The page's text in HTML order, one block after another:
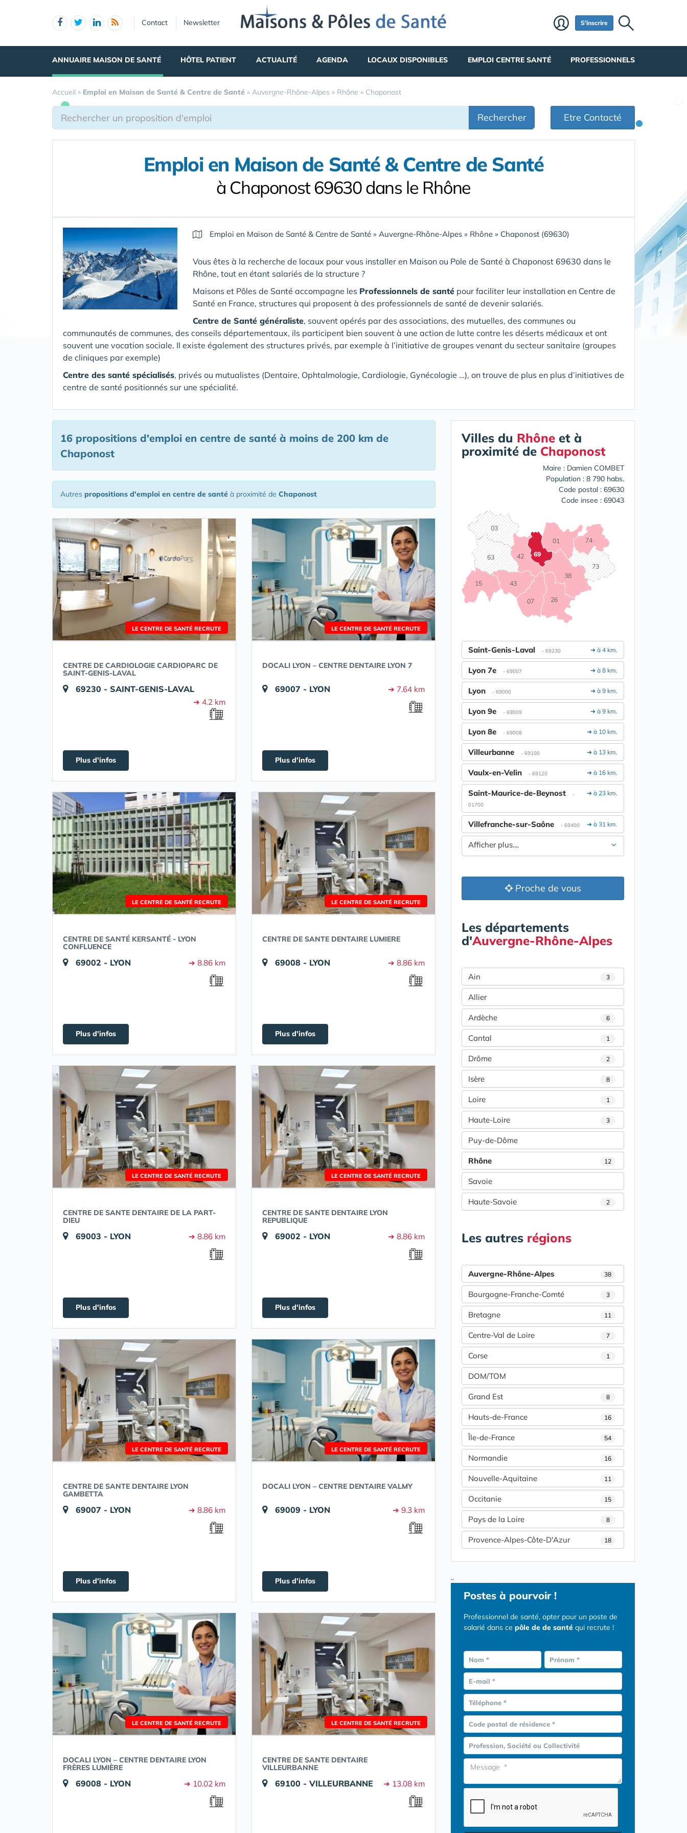
Contact Newsletter S'inscrire
ANNUAIRE MAISON DE SANTÉ HÔTEL PATIENT ACTUALITÉ AGENDA LOCAUX DISPONIBLES EMPLOI CENTRE SANTÉ PROFESSIONNELS
Accueil » Emploi en Maison de Santé & Centre de Santé » Auvergne-Rhône-Alpes » Rhône » Chaponost
Rechercher Etre Contacté
Emploi en Maison de Santé & Centre de Santé
à Chaponost 69630 dans le Rhône
Emploi en Maison de Santé & Centre de Santé » Auvergne-Rhône-Alpes » Rhône » Chaponost (69630)
Vous êtes à la recherche de locaux pour vous installer en Maison ou Pole de Santé à Chaponost 69630 dans le
Rhône, tout en étant salariés de la structure ?
Maisons et Pôles de Santé accompagne les Professionnels de santé pour faciliter leur installation en Centre de
Santé en France, structures qui proposent à des professionnels de santé de devenir salariés.
Centre de Santé généraliste, souvent opérés par des associations, des mutuelles, des communes ou
communautés de communes, des conseils départementaux, ils participent bien souvent à une action de lutte contre les déserts médicaux et ont
souvent une vocation sociale. Il existe également des structures privés, par exemple à l’initiative de groupes venant du secteur sanitaire (groupes
de cliniques par exemple)
Centre des santé spécialisés, privés ou mutualistes (Dentaire, Ophtalmologie, Cardiologie, Gynécologie …), on trouve de plus en plus d’initiatives de
centre de santé positionnés sur une spécialité.
16 propositions d'emploi en centre de santé à moins de 200 km de
Chaponost
Autres propositions d'emploi en centre de santé à proximité de Chaponost
LE CENTRE DE SANTÉ RECRUTE
CENTRE DE CARDIOLOGIE CARDIOPARC DE
SAINT-GENIS-LAVAL
69230 - SAINT-GENIS-LAVAL
➔ 4.2 km
Plus d'infos
LE CENTRE DE SANTÉ RECRUTE
DOCALI LYON – CENTRE DENTAIRE LYON 7
69007 - LYON ➔ 7.64 km
Plus d'infos
LE CENTRE DE SANTÉ RECRUTE
CENTRE DE SANTÉ KERSANTÉ - LYON
CONFLUENCE
69002 - LYON ➔ 8.86 km
Plus d'infos
LE CENTRE DE SANTÉ RECRUTE
CENTRE DE SANTE DENTAIRE LUMIERE
69008 - LYON ➔ 8.86 km
Plus d'infos
LE CENTRE DE SANTÉ RECRUTE
CENTRE DE SANTE DENTAIRE DE LA PART-
DIEU
69003 - LYON ➔ 8.86 km
Plus d'infos
LE CENTRE DE SANTÉ RECRUTE
CENTRE DE SANTE DENTAIRE LYON
REPUBLIQUE
69002 - LYON ➔ 8.86 km
Plus d'infos
LE CENTRE DE SANTÉ RECRUTE
CENTRE DE SANTE DENTAIRE LYON
GAMBETTA
69007 - LYON ➔ 8.86 km
Plus d'infos
LE CENTRE DE SANTÉ RECRUTE
DOCALI LYON – CENTRE DENTAIRE VALMY
69009 - LYON ➔ 9.3 km
Plus d'infos
LE CENTRE DE SANTÉ RECRUTE
DOCALI LYON – CENTRE DENTAIRE LYON
FRÈRES LUMIÈRE
69008 - LYON ➔ 10.02 km
LE CENTRE DE SANTÉ RECRUTE
CENTRE DE SANTE DENTAIRE
VILLEURBANNE
69100 - VILLEURBANNE ➔ 13.08 km
Villes du Rhône et à
proximité de Chaponost
Maire : Damien COMBET
Population : 8 790 habs.
Code postal : 69630
Code insee : 69043
01
03
07
15
26
38
42
43
63 69
73
74
➔ à 4 km.
Saint-Genis-Laval - 69230
➔ à 8 km.
Lyon 7e - 69007
➔ à 9 km.
Lyon - 69000
➔ à 9 km.
Lyon 9e - 69009
➔ à 10 km.
Lyon 8e - 69008
➔ à 13 km.
Villeurbanne - 69100
➔ à 16 km.
Vaulx-en-Velin - 69120
➔ à 23 km.
Saint-Maurice-de-Beynost
-
01700
➔ à 31 km.
Villefranche-sur-Saône - 69400
Afficher plus....
Proche de vous
Les départements
d'Auvergne-Rhône-Alpes
Ain 3
Allier
Ardèche 6
Cantal 1
Drôme 2
Isère 8
Loire 1
Haute-Loire 3
Puy-de-Dôme
Rhône 12
Savoie
Haute-Savoie 2
Les autres régions
Auvergne-Rhône-Alpes 38
Bourgogne-Franche-Comté 3
Bretagne 11
Centre-Val de Loire 7
Corse 1
DOM/TOM
Grand Est 8
Hauts-de-France 16
Île-de-France 54
Normandie 16
Nouvelle-Aquitaine 11
Occitanie 15
Pays de la Loire 8
Provence-Alpes-Côte-D'Azur 18
..
Postes à pourvoir !
Professionnel de santé, opter pour un poste de
salarié dans ce pôle de de santé qui recrute !
Nom * Prénom *
E-mail *
Téléphone *
Code postal de résidence *
Profession, Société ou Collectivité